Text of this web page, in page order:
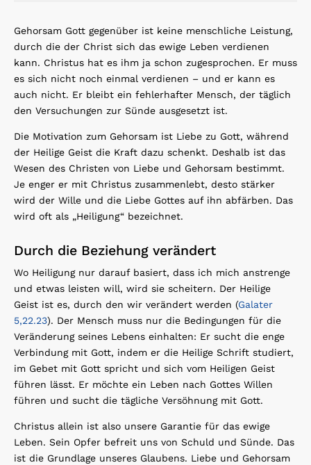
Gehorsam Gott gegenüber ist keine menschliche Leistung,
durch die der Christ sich das ewige Leben verdienen
kann. Christus hat es ihm ja schon zugesprochen. Er muss
es sich nicht noch einmal verdienen – und er kann es
auch nicht. Er bleibt ein fehlerhafter Mensch, der täglich
den Versuchungen zur Sünde ausgesetzt ist.
Die Motivation zum Gehorsam ist Liebe zu Gott, während
der Heilige Geist die Kraft dazu schenkt. Deshalb ist das
Wesen des Christen von Liebe und Gehorsam bestimmt.
Je enger er mit Christus zusammenlebt, desto stärker
wird der Wille und die Liebe Gottes auf ihn abfärben. Das
wird oft als „Heiligung“ bezeichnet.
Durch die Beziehung verändert
Wo Heiligung nur darauf basiert, dass ich mich anstrenge
und etwas leisten will, wird sie scheitern. Der Heilige
Geist ist es, durch den wir verändert werden (Galater
5,22.23). Der Mensch muss nur die Bedingungen für die
Veränderung seines Lebens einhalten: Er sucht die enge
Verbindung mit Gott, indem er die Heilige Schrift studiert,
im Gebet mit Gott spricht und sich vom Heiligen Geist
führen lässt. Er möchte ein Leben nach Gottes Willen
führen und sucht die tägliche Versöhnung mit Gott.
Christus allein ist also unsere Garantie für das ewige
Leben. Sein Opfer befreit uns von Schuld und Sünde. Das
ist die Grundlage unseres Glaubens. Liebe und Gehorsam